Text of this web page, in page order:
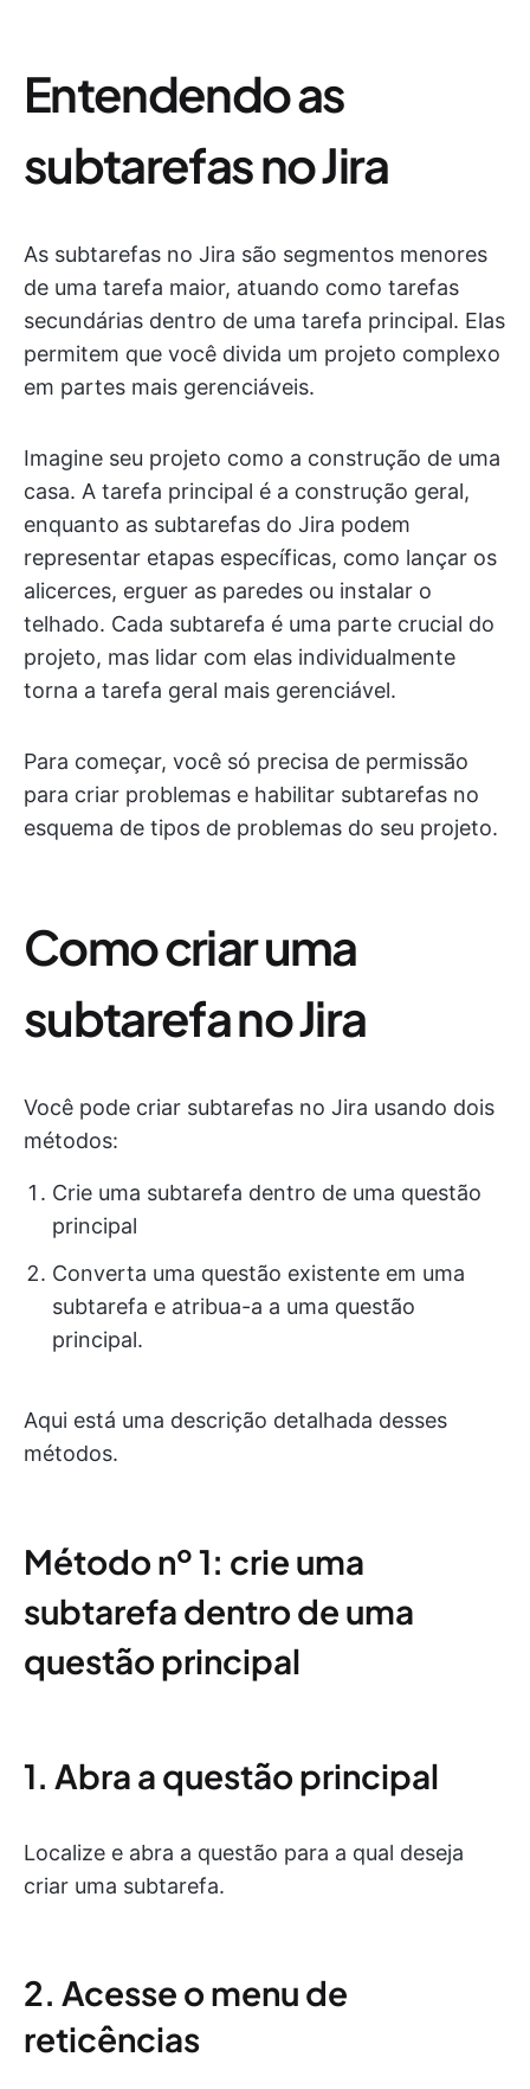
Entendendo as
subtarefas no Jira
As subtarefas no Jira são segmentos menores
de uma tarefa maior, atuando como tarefas
secundárias dentro de uma tarefa principal. Elas
permitem que você divida um projeto complexo
em partes mais gerenciáveis.
Imagine seu projeto como a construção de uma
casa. A tarefa principal é a construção geral,
enquanto as subtarefas do Jira podem
representar etapas específicas, como lançar os
alicerces, erguer as paredes ou instalar o
telhado. Cada subtarefa é uma parte crucial do
projeto, mas lidar com elas individualmente
torna a tarefa geral mais gerenciável.
Para começar, você só precisa de permissão
para criar problemas e habilitar subtarefas no
esquema de tipos de problemas do seu projeto.
Como criar uma
subtarefa no Jira
Você pode criar subtarefas no Jira usando dois
métodos:
Crie uma subtarefa dentro de uma questão
principal
Converta uma questão existente em uma
subtarefa e atribua-a a uma questão
principal.
Aqui está uma descrição detalhada desses
métodos.
Método nº 1: crie uma
subtarefa dentro de uma
questão principal
1. Abra a questão principal
Localize e abra a questão para a qual deseja
criar uma subtarefa.
2. Acesse o menu de
reticências